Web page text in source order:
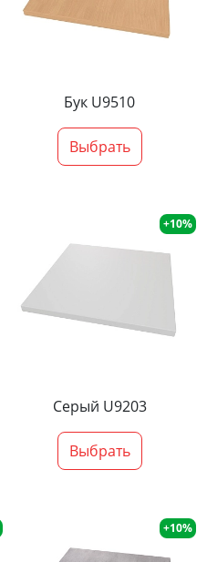
Бук U9510
Выбрать
+10%
Серый U9203
Выбрать
+10%